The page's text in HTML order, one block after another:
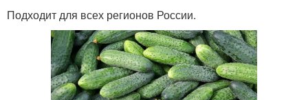
Подходит для всех регионов России.